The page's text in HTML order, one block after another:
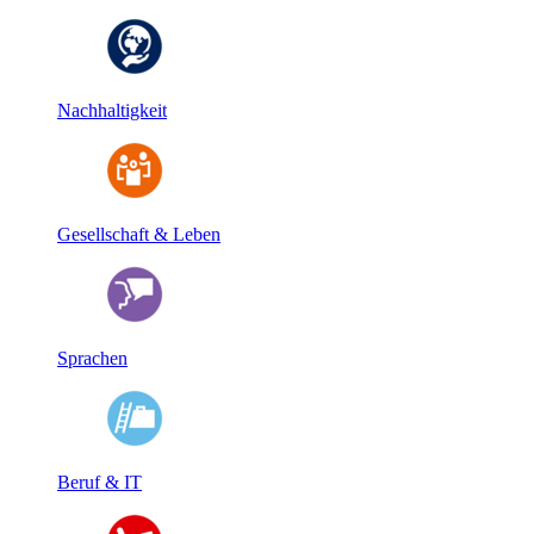
Nachhaltigkeit
Gesellschaft & Leben
Sprachen
Beruf & IT